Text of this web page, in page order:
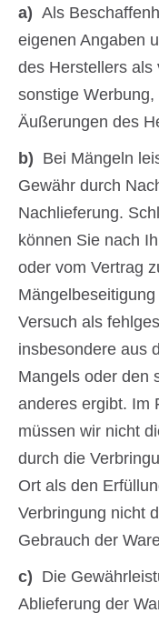
a) Als
eigenen Angaben
des Herstellers als
sonstige
Äußerungen des
b) Bei Mängeln
Gewähr durch
Nachlieferung.
können Sie nach
oder vom Vertrag
Versuch als
insbesondere aus
Mangels oder den
anderes ergibt. Im
müssen wir nicht
durch die
Ort als den
Verbringung nicht
Gebrauch der
c) Die
Ablieferung der